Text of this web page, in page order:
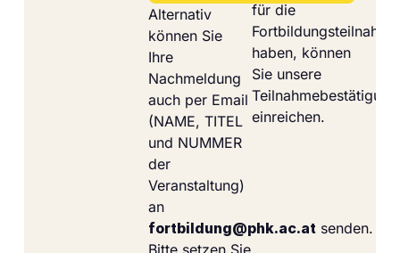
Alternativ
können Sie
Ihre
Nachmeldung
auch per Email
(NAME, TITEL
und NUMMER
der
Veranstaltung)
an
fortbildung@phk.ac.at senden.
für die
Fortbildungsteilnahme
haben, können
Sie unsere
Teilnahmebestätigung
einreichen.